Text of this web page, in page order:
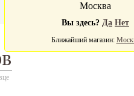
Москва
Вы здесь? Да Нет
Ближайший магазин: